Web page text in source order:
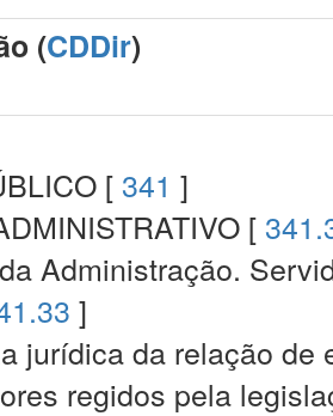
(CDDir)
[ 341 ]
[
Administração.
]
jurídica da relação
regidos pela